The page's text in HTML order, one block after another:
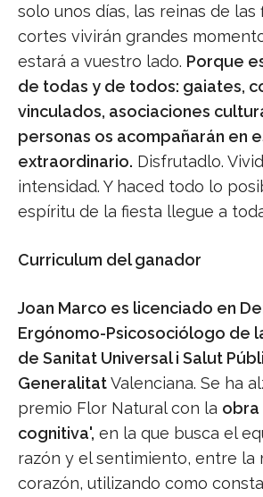
solo unos días, las reinas de las
cortes vivirán grandes
estará a vuestro lado. Porque
de todas y de todos: gaiates,
vinculados, asociaciones
personas os acompañarán en
extraordinario. Disfrutadlo.
intensidad. Y haced todo lo
espíritu de la fiesta llegue a
Curriculum del ganador
Joan Marco es licenciado en
Ergónomo-Psicosociólogo de
de Sanitat Universal i Salut
GeneralitatValenciana. Se ha
premio Flor Natural con la obra
cognitiva', en la que busca el
razón y el sentimiento, entre la
corazón, utilizando como